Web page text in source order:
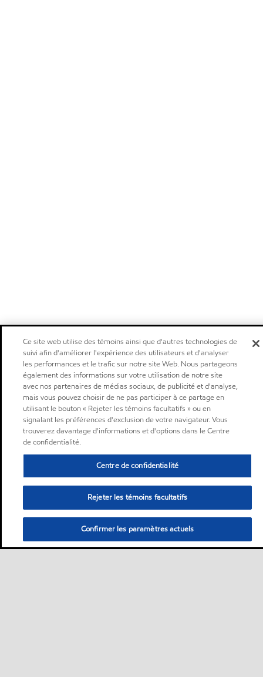
Ce site web utilise des témoins ainsi que d'autres technologies de
suivi afin d'améliorer l'expérience des utilisateurs et d'analyser
les performances et le trafic sur notre site Web. Nous partageons
également des informations sur votre utilisation de notre site
avec nos partenaires de médias sociaux, de publicité et d'analyse,
mais vous pouvez choisir de ne pas participer à ce partage en
utilisant le bouton « Rejeter les témoins facultatifs » ou en
signalant les préférences d'exclusion de votre navigateur. Vous
trouverez davantage d'informations et d'options dans le Centre
de confidentialité.
Centre de confidentialité
Rejeter les témoins facultatifs
Confirmer les paramètres actuels